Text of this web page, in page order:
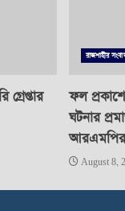
রাজশাহীর
ফল
ঘটনার
আরএমপির
August 8,